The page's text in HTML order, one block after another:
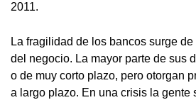
2011.
La fragilidad de los bancos surge
del negocio. La mayor parte de sus
o de muy corto plazo, pero otorgan
a largo plazo. En una crisis la gente